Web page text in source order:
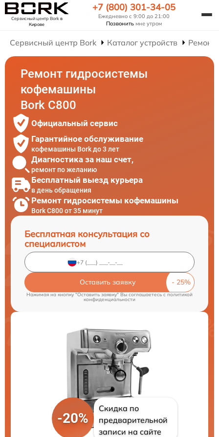
Сервисный центр Borkв
Кирове
+7 (800) 301-34-05
Ежедневно с 9:00 до 21:00
Позвонить мне утром
Сервисный центр Bork Каталог устройств
Ремонт гидросистемы
кофемашины
Bork C800
Официальный сервис
Гарантийное обслуживание
кофемашины Bork до 3 лет
Диагностика за наш счет,
ремонт по желанию
Бесплатный выезд курьера
в день обращения
Ремонт гидросистемы кофемашины
Bork C800 от 35 минут
Бесплатная консультация со
специалистом
Оставить заявку
Нажимая на кнопку "Оставить заявку" Вы соглашаетесь cполитикой
конфиденциальности
-20%
Скидка по
предварительной
записи на сайте